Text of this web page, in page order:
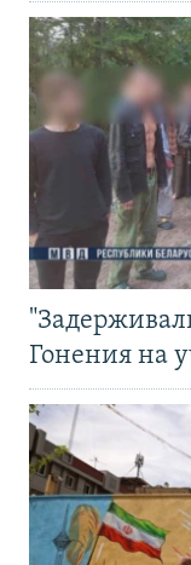
Гонения на